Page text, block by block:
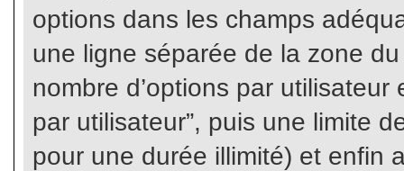
options dans les champs
une ligne séparée de la zone
nombre d’options par
par utilisateur”, puis une limite
pour une durée illimité) et enfin